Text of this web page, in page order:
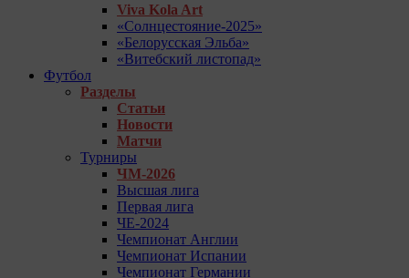
Viva Kola Art
«Солнцестояние-2025»
«Белорусская Эльба»
«Витебский листопад»
Футбол
Разделы
Статьи
Новости
Матчи
Турниры
ЧМ-2026
Высшая лига
Первая лига
ЧЕ-2024
Чемпионат Англии
Чемпионат Испании
Чемпионат Германии